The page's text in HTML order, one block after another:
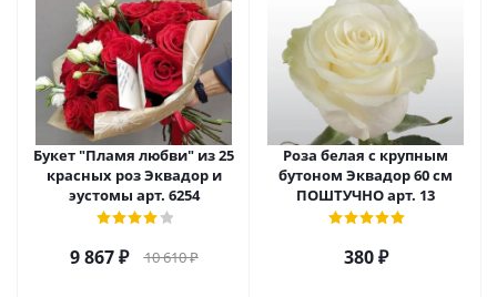
Букет "Пламя любви" из 25
красных роз Эквадор и
эустомы арт. 6254
9 867₽ 10 610₽
Роза белая с крупным
бутоном Эквадор 60 см
ПОШТУЧНО арт. 13
380₽